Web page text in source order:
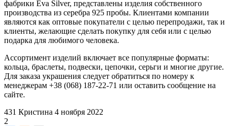
фабрики Eva Silver, представлены изделия собственного
производства из серебра 925 пробы. Клиентами компании
являются как оптовые покупатели с целью перепродажи, так и
клиенты, желающие сделать покупку для себя или с целью
подарка для любимого человека.
Ассортимент изделий включает все популярные форматы:
кольца, браслеты, подвески, цепочки, серьги и многие другие.
Для заказа украшения следует обратиться по номеру к
менеджерам +38 (068) 187-22-71 или оставить сообщение на
сайте.
431 Кристина 4 ноября 2022
2